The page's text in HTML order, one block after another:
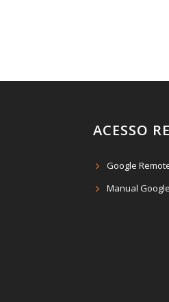
ACESSO
Google
Manual